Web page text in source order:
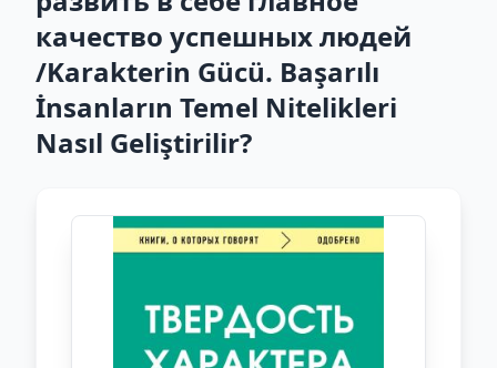
качество успешных людей
/Karakterin Gücü. Başarılı
İnsanların Temel Nitelikleri
Nasıl Geliştirilir?